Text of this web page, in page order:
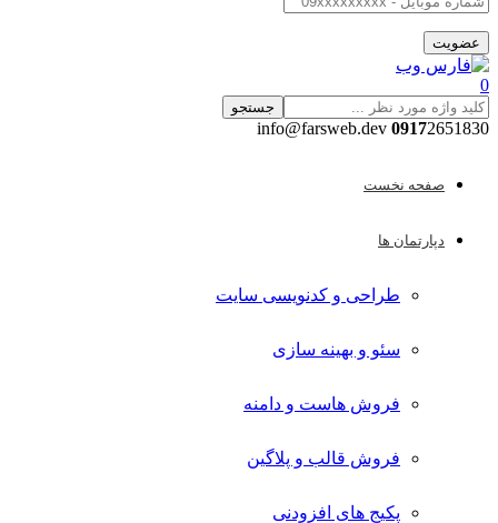
0
جستجو
09172651830 info@farsweb.dev
صفحه نخست
دپارتمان ها
طراحی و کدنویسی سایت
سئو و بهینه سازی
فروش هاست و دامنه
فروش قالب و پلاگین
پکیج های افزودنی